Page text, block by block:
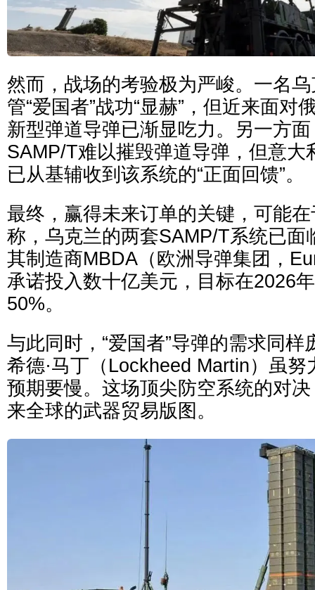
然而，战场的考验极为严峻。一名
管“爱国者”战功“显赫”，但近来面对
新型弹道导弹已渐显吃力。另一方
SAMP/T难以摧毁弹道导弹，但意大
已从基辅收到该系统的“正面回馈”。
最终，赢得未来订单的关键，可能
称，乌克兰的两套SAMP/T系统已面
其制造商MBDA（欧洲导弹集团，
承诺投入数十亿美元，目标在2026
50%。
与此同时，“爱国者”导弹的需求同
希德·马丁（Lockheed Martin）虽
预期要慢。这场顶尖防空系统的对
来全球的武器贸易版图。